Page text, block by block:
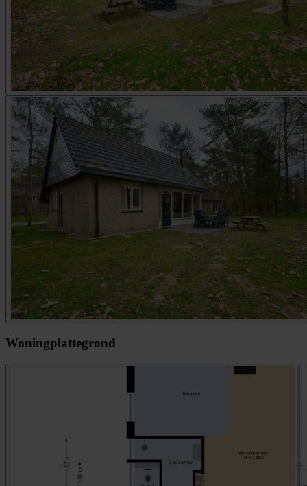
Woningplattegrond